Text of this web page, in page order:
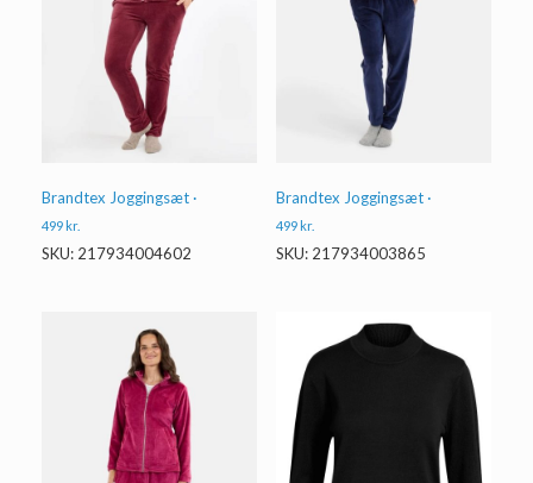
Brandtex Joggingsæt ·
499 kr.
SKU: 217934004602
Brandtex Joggingsæt ·
499 kr.
SKU: 217934003865